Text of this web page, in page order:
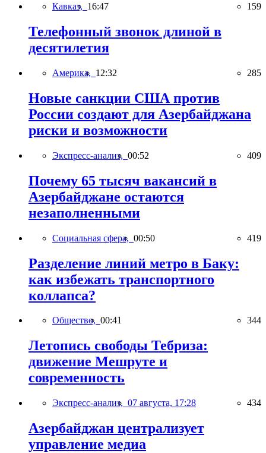
Кавказ, 16:47 159
Телефонный звонок длиной в
десятилетия
Америка, 12:32 285
Новые санкции США против
России создают для Азербайджана
риски и возможности
Экспресс-анализ, 00:52 409
Почему 65 тысяч вакансий в
Азербайджане остаются
незаполненными
Социальная сфера, 00:50 419
Разделение линий метро в Баку:
как избежать транспортного
коллапса?
Общество, 00:41 344
Летопись свободы Тебриза:
движение Мешруте и
современность
Экспресс-анализ, 07 августа, 17:28 434
Азербайджан централизует
управление медиа